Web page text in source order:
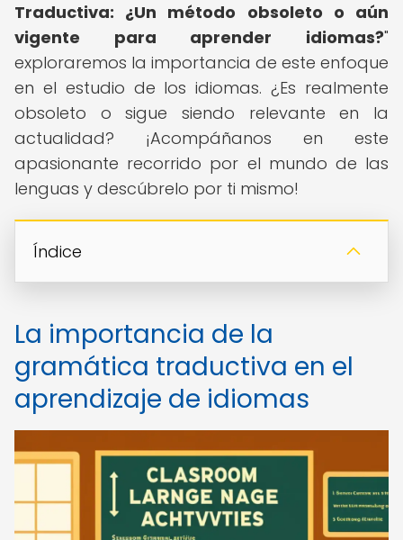
Traductiva: ¿Un método obsoleto o aún
vigente para aprender idiomas?"
exploraremos la importancia de este enfoque
en el estudio de los idiomas. ¿Es realmente
obsoleto o sigue siendo relevante en la
actualidad? ¡Acompáñanos en este
apasionante recorrido por el mundo de las
lenguas y descúbrelo por ti mismo!
Índice
La importancia de la
gramática traductiva en el
aprendizaje de idiomas